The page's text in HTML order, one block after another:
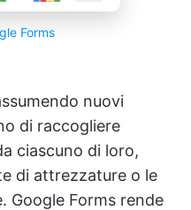
Forms
nuovi
di raccogliere
ciascuno di loro,
di attrezzature o le
Google Forms rende